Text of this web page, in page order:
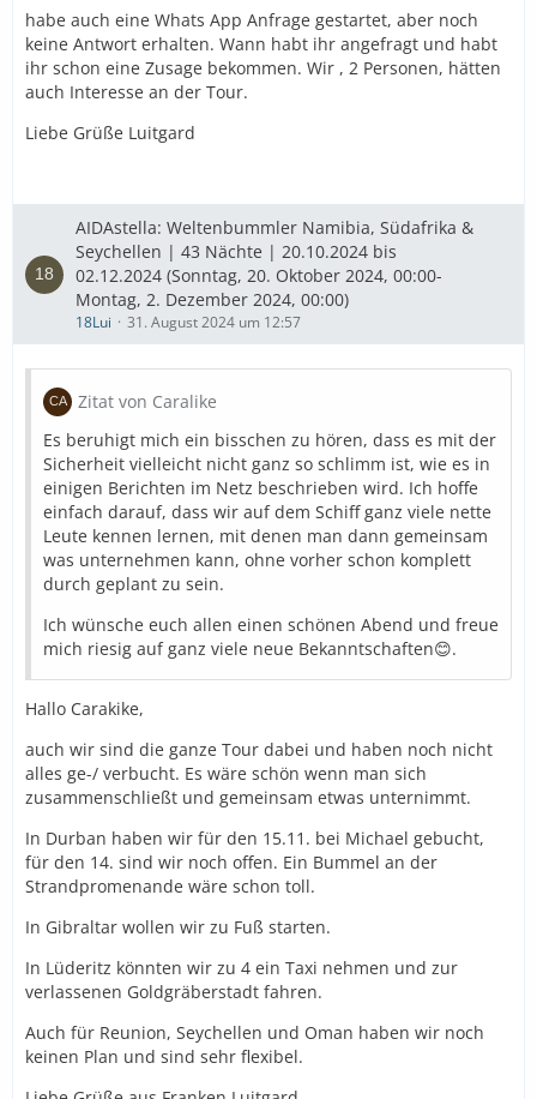
habe auch eine Whats App Anfrage gestartet, aber noch
keine Antwort erhalten. Wann habt ihr angefragt und habt
ihr schon eine Zusage bekommen. Wir , 2 Personen, hätten
auch Interesse an der Tour.
Liebe Grüße Luitgard
AIDAstella: Weltenbummler Namibia, Südafrika &
Seychellen | 43 Nächte | 20.10.2024 bis
02.12.2024 (Sonntag, 20. Oktober 2024, 00:00-
Montag, 2. Dezember 2024, 00:00)
18Lui 31. August 2024 um 12:57
Zitat von Caralike
Es beruhigt mich ein bisschen zu hören, dass es mit der
Sicherheit vielleicht nicht ganz so schlimm ist, wie es in
einigen Berichten im Netz beschrieben wird. Ich hoffe
einfach darauf, dass wir auf dem Schiff ganz viele nette
Leute kennen lernen, mit denen man dann gemeinsam
was unternehmen kann, ohne vorher schon komplett
durch geplant zu sein.
Ich wünsche euch allen einen schönen Abend und freue
mich riesig auf ganz viele neue Bekanntschaften😊.
Hallo Carakike,
auch wir sind die ganze Tour dabei und haben noch nicht
alles ge-/ verbucht. Es wäre schön wenn man sich
zusammenschließt und gemeinsam etwas unternimmt.
In Durban haben wir für den 15.11. bei Michael gebucht,
für den 14. sind wir noch offen. Ein Bummel an der
Strandpromenande wäre schon toll.
In Gibraltar wollen wir zu Fuß starten.
In Lüderitz könnten wir zu 4 ein Taxi nehmen und zur
verlassenen Goldgräberstadt fahren.
Auch für Reunion, Seychellen und Oman haben wir noch
keinen Plan und sind sehr flexibel.